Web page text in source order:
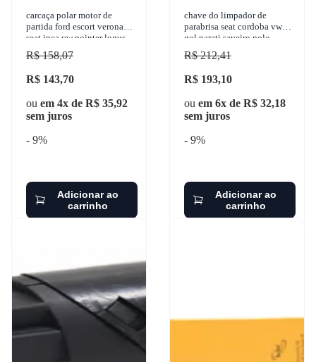
carcaça polar motor de
partida ford escort verona
seat inca vw pointer logus
1983-2003 z.m. - 89.107.00
R$ 158,07
R$ 143,70
ou em 4x de R$ 35,92
sem juros
- 9%
Adicionar ao
carrinho
chave do limpador de
parabrisa seat cordoba vw
gol parati saveiro polo
classic 1995-2003 kostal -
1205300
R$ 212,41
R$ 193,10
ou em 6x de R$ 32,18
sem juros
- 9%
Adicionar ao
carrinho